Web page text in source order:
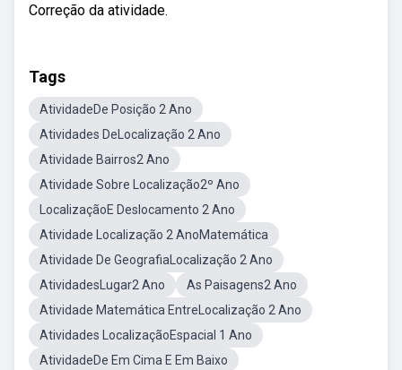
Correção da atividade.
Tags
AtividadeDe Posição 2 Ano
Atividades DeLocalização 2 Ano
Atividade Bairros2 Ano
Atividade Sobre Localização2º Ano
LocalizaçãoE Deslocamento 2 Ano
Atividade Localização 2 AnoMatemática
Atividade De GeografiaLocalização 2 Ano
AtividadesLugar2 Ano
As Paisagens2 Ano
Atividade Matemática EntreLocalização 2 Ano
Atividades LocalizaçãoEspacial 1 Ano
AtividadeDe Em Cima E Em Baixo